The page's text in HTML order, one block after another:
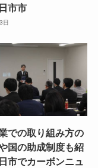
市市
日
での取り組み方の
国の助成制度も紹
市でカーボンニュ